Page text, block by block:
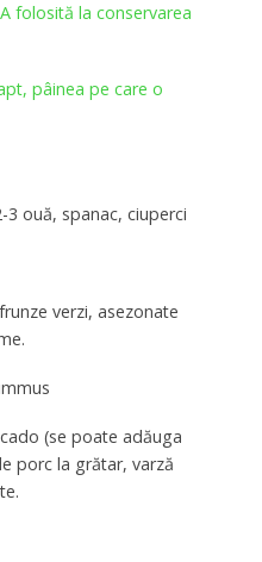
folosită la conservarea
pâinea pe care o
ouă, spanac, ciuperci
verzi, asezonate
(se poate adăuga
porc la grătar, varză